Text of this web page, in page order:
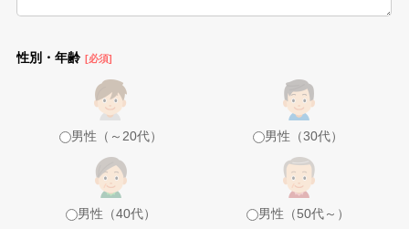
性別・年齢 [必須]
男性（～20代） 男性（30代）
男性（40代） 男性（50代～）